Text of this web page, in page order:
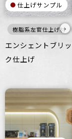
仕上げサンプル
樹脂系左官仕上げ材›
エンシェントブリッ
ク仕上げ